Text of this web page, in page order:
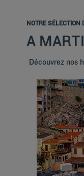
NOTRE SÉLECTION
A
Découvrez nos